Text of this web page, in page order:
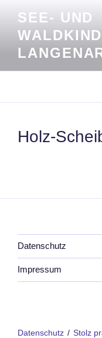
Inhalt
springen
SEE- UND
Holz-
Datenschutz
Impressum
Datenschutz Stolz